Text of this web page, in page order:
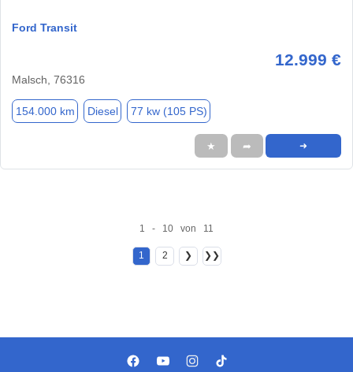
Ford Transit
12.999 €
Malsch, 76316
154.000 km Diesel 77 kw (105 PS)
★ ➦ ➜
1 - 10 von 11
1 2 ❯ ❯❯